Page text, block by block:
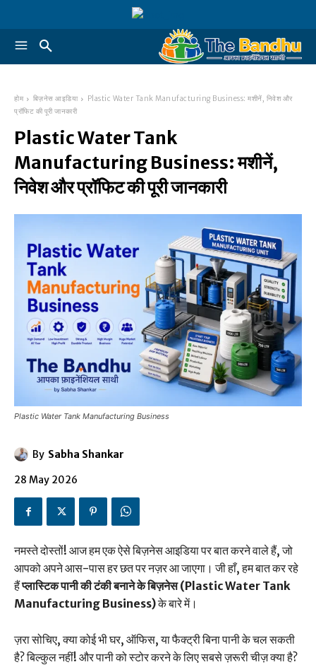
होम बिज़नेस आइडिया
Plastic Water Tank Manufacturing Business: मशीनें, निवेश और
प्रॉफिट की पूरी जानकारी
Plastic Water Tank
Manufacturing Business: मशीनें,
निवेश और प्रॉफिट की पूरी जानकारी
Plastic Water Tank Manufacturing Business
By Sabha Shankar
28 May 2026
नमस्ते दोस्तों! आज हम एक ऐसे बिज़नेस आइडिया पर बात करने वाले हैं, जो
आपको अपने आस-पास हर छत पर नज़र आ जाएगा। जी हाँ, हम बात कर रहे
हैंप्लास्टिक पानी की टंकी बनाने के बिज़नेस (Plastic Water Tank
Manufacturing Business)के बारे में।
ज़रा सोचिए, क्या कोई भी घर, ऑफिस, या फैक्ट्री बिना पानी के चल सकती
है? बिल्कुल नहीं! और पानी को स्टोर करने के लिए सबसे ज़रूरी चीज़ क्या है?